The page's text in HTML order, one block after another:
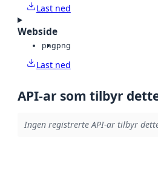
Last ned
Webside
pngpng
Last ned
API-ar som tilbyr
Ingen registrerte API-ar tilbyr